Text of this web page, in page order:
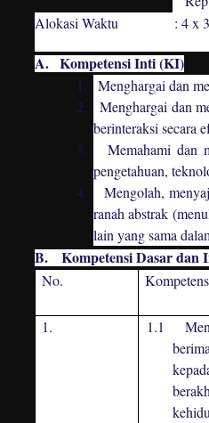
Alokasi Waktu : 4 x 3
A. Kompetensi Inti (KI)
1.
Menghargai dan
2.
Menghargai dan
berinteraksi secara
3.
Memahami dan
pengetahuan,
4.
Mengolah,
ranah abstrak
lain yang sama
B. Kompetensi Dasar dan
No.
1.
1.1